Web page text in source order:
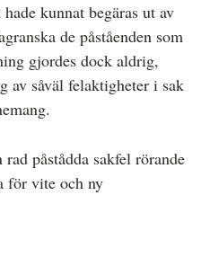
kunnat begäras ut av
de påståenden som
gjordes dock aldrig,
av såväl felaktigheter i sak
påstådda sakfel rörande
för vite och ny